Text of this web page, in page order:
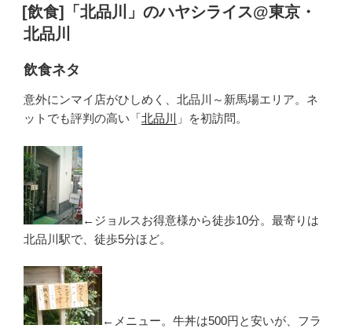
稿
日:
[飲食]「北品川」のハヤシライス@東京・
北品川
飲食ネタ
意外にンマイ店がひしめく、北品川～新馬場エリア。ネ
ットでも評判の高い「北品川 」を初訪問。
←ジョルスお得意様から徒歩10分。最寄りは
北品川駅で、徒歩5分ほど。
←メニュー。牛丼は500円と安いが、フラ